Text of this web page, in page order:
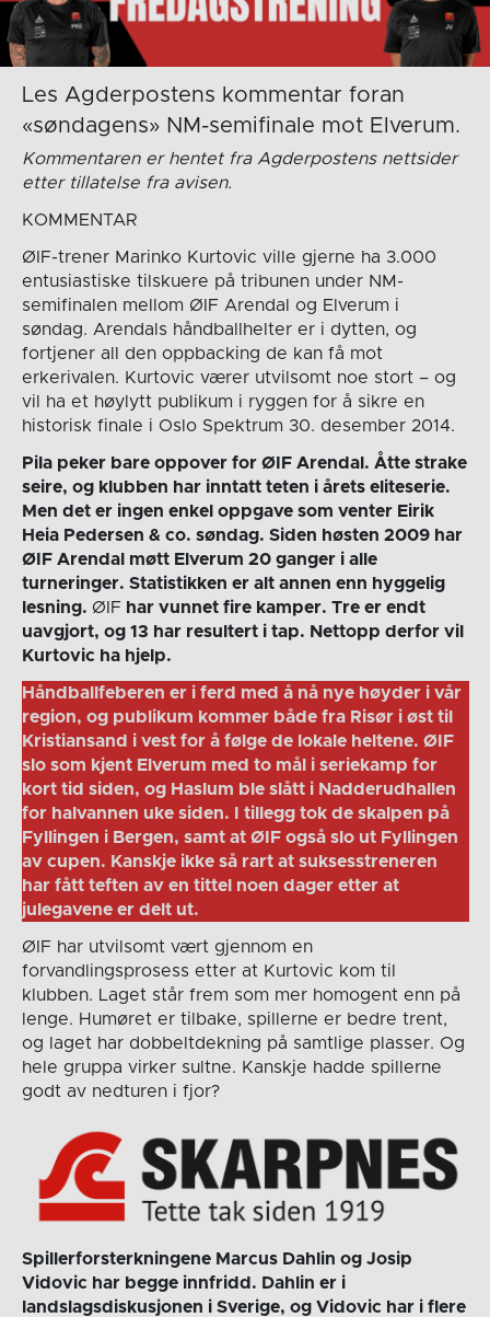
Les Agderpostens kommentar foran
«søndagens» NM-semifinale mot Elverum.
Kommentaren er hentet fra Agderpostens nettsider
etter tillatelse fra avisen.
KOMMENTAR
ØIF-trener Marinko Kurtovic ville gjerne ha 3.000
entusiastiske tilskuere på tribunen under NM-
semifinalen mellom ØIF Arendal og Elverum i
søndag. Arendals håndballhelter er i dytten, og
fortjener all den oppbacking de kan få mot
erkerivalen. Kurtovic værer utvilsomt noe stort – og
vil ha et høylytt publikum i ryggen for å sikre en
historisk finale i Oslo Spektrum 30. desember 2014.
Pila peker bare oppover for ØIF Arendal. Åtte strake
seire, og klubben har inntatt teten i årets eliteserie.
Men det er ingen enkel oppgave som venter Eirik
Heia Pedersen & co. søndag. Siden høsten 2009 har
ØIF Arendal møtt Elverum 20 ganger i alle
turneringer. Statistikken er alt annen enn hyggelig
lesning. ØIFhar vunnet fire kamper. Tre er endt
uavgjort, og 13 har resultert i tap. Nettopp derfor vil
Kurtovic ha hjelp.
Håndballfeberen er i ferd med å nå nye høyder i vår
region, og publikum kommer både fra Risør i øst til
Kristiansand i vest for å følge de lokale heltene. ØIF
slo som kjent Elverum med to mål i seriekamp for
kort tid siden, og Haslum ble slått i Nadderudhallen
for halvannen uke siden. I tillegg tok de skalpen på
Fyllingen i Bergen, samt at ØIF også slo ut Fyllingen
av cupen. Kanskje ikke så rart at suksesstreneren
har fått teften av en tittel noen dager etter at
julegavene er delt ut.
ØIF har utvilsomt vært gjennom en
forvandlingsprosess etter at Kurtovic kom til
klubben. Laget står frem som mer homogent enn på
lenge. Humøret er tilbake, spillerne er bedre trent,
og laget har dobbeltdekning på samtlige plasser. Og
hele gruppa virker sultne. Kanskje hadde spillerne
godt av nedturen i fjor?
Spillerforsterkningene Marcus Dahlin og Josip
Vidovic har begge innfridd. Dahlin er i
landslagsdiskusjonen i Sverige, og Vidovic har i flere